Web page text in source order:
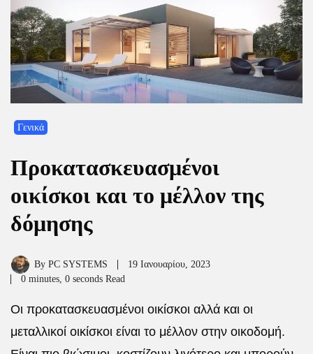
Γενικά
Προκατασκευασμένοι
οικίσκοι και το μέλλον της
δόμησης
By PC SYSTEMS
19 Ιανουαρίου, 2023
0 minutes, 0 seconds Read
Οι προκατασκευασμένοι οικίσκοι αλλά και οι
μεταλλικοί οικίσκοι είναι το μέλλον στην οικοδομή.